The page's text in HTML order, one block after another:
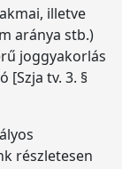
illetve
aránya stb.)
joggyakorlás
[Szja tv. 3. §
részletesen